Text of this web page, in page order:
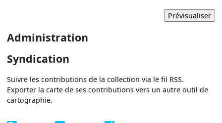
Administration
Syndication
Suivre les contributions de la collection via le fil RSS.
Exporter la carte de ses contributions vers un autre outil de
cartographie.